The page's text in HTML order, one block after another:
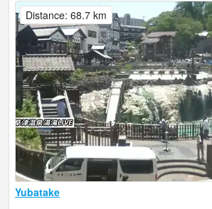
Yubatake
Distance: 68.7 km